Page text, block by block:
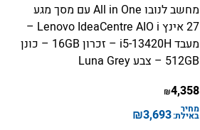
מחשב לנובו All in One עם מסך מגע
27 אינץ Lenovo IdeaCentre AIO i –
מעבד i5-13420H – זכרון 16GB – כונן
512GB – צבע Luna Grey
4,358
₪
מחיר
באילת:3,693
₪